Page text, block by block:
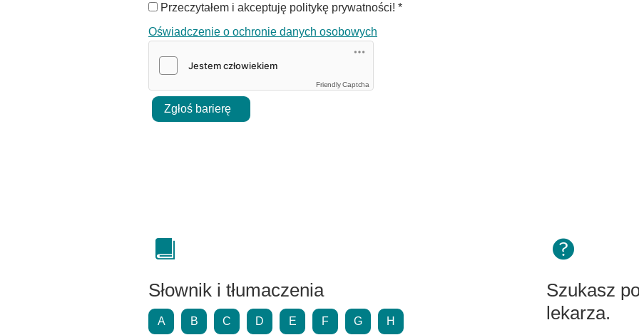
Przeczytałem i akceptuję politykę prywatności! *
Oświadczenie o ochronie danych osobowych
Friendly Captcha
Zgłoś barierę
Słownik i tłumaczenia
A B C D E F G H
Szukasz
lekarza.